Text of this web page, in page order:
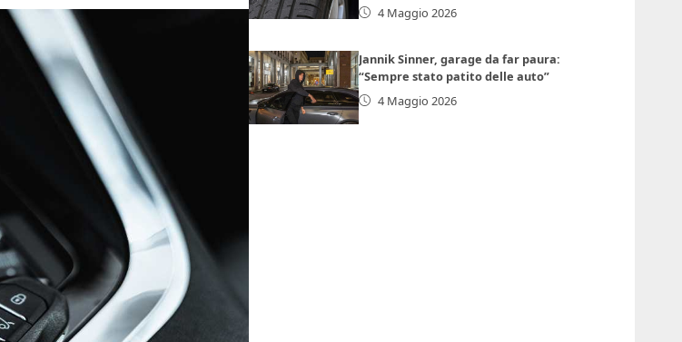
4 Maggio 2026
Jannik Sinner, garage da far paura:
“Sempre stato patito delle auto”
4 Maggio 2026